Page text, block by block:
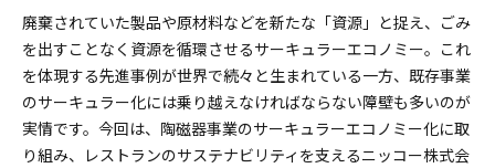
廃棄されていた製品や原材料などを新たな「資源」と捉え、ごみ
を出すことなく資源を循環させるサーキュラーエコノミー。これ
を体現する先進事例が世界で続々と生まれている一方、既存事業
のサーキュラー化には乗り越えなければならない障壁も多いのが
実情です。今回は、陶磁器事業のサーキュラーエコノミー化に取
り組み、レストランのサステナビリティを支えるニッコー株式会